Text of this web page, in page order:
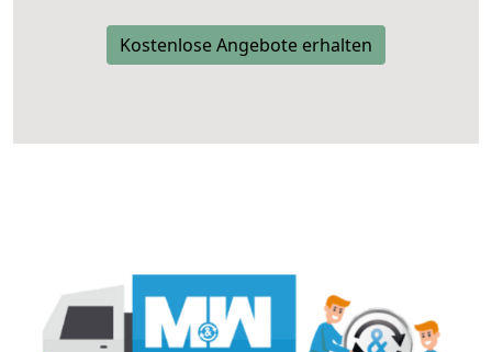
Kostenlose Angebote erhalten